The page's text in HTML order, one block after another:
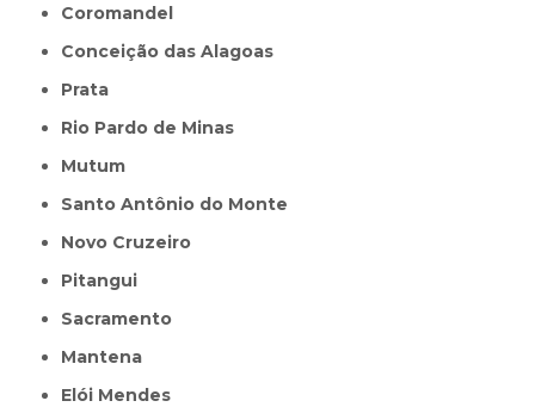
Coromandel
Conceição das Alagoas
Prata
Rio Pardo de Minas
Mutum
Santo Antônio do Monte
Novo Cruzeiro
Pitangui
Sacramento
Mantena
Elói Mendes